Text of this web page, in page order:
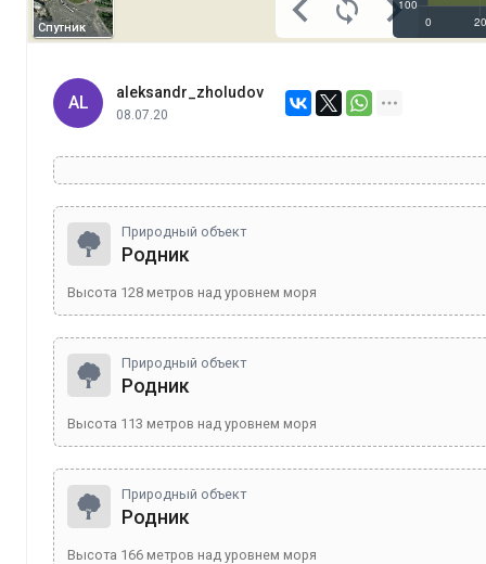
Спутник
AL
aleksandr_zholudov
08.07.20
Природный объект
Родник
Высота 128 метров над уровнем моря
Природный объект
Родник
Высота 113 метров над уровнем моря
Природный объект
Родник
Высота 166 метров над уровнем моря